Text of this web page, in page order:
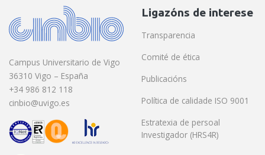
Campus Universitario de Vigo
36310 Vigo – España
+34 986 812 118
cinbio@uvigo.es
Ligazóns de interese
Transparencia
Comité de ética
Publicacións
Política de calidade ISO 9001
Estratexia de persoal
Investigador (HRS4R)